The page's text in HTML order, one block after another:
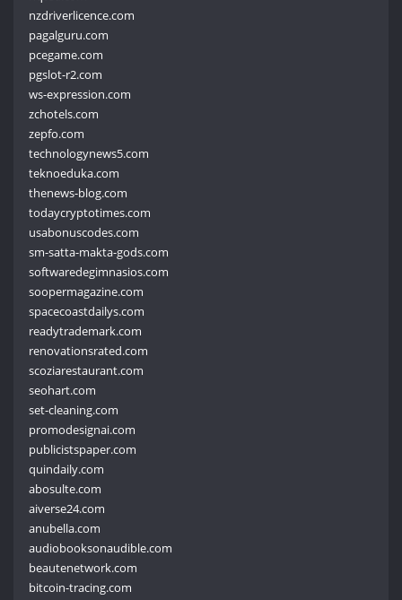
nzdriverlicence.com
pagalguru.com
pcegame.com
pgslot-r2.com
ws-expression.com
zchotels.com
zepfo.com
technologynews5.com
teknoeduka.com
thenews-blog.com
todaycryptotimes.com
usabonuscodes.com
sm-satta-makta-gods.com
softwaredegimnasios.com
soopermagazine.com
spacecoastdailys.com
readytrademark.com
renovationsrated.com
scoziarestaurant.com
seohart.com
set-cleaning.com
promodesignai.com
publicistspaper.com
quindaily.com
abosulte.com
aiverse24.com
anubella.com
audiobooksonaudible.com
beautenetwork.com
bitcoin-tracing.com